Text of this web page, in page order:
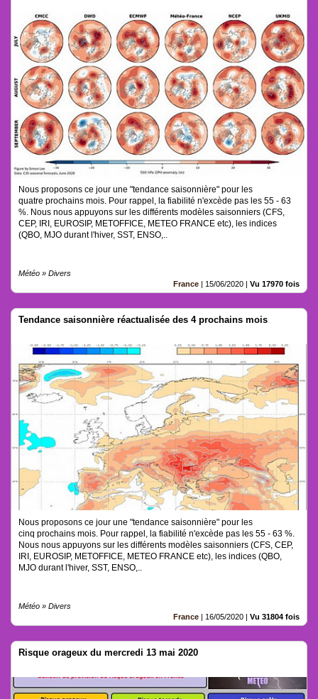
Nous proposons ce jour une "tendance saisonnière" pour les
quatre prochains mois. Pour rappel, la fiabilité n'excède pas les 55 - 63
%. Nous nous appuyons sur les différents modèles saisonniers (CFS,
CEP, IRI, EUROSIP, METOFFICE, METEO FRANCE etc), les indices
(QBO, MJO durant l'hiver, SST, ENSO,..
Météo » Divers
France | 15/06/2020 | Vu 17970 fois
Tendance saisonnière réactualisée des 4 prochains mois
Nous proposons ce jour une "tendance saisonnière" pour les
cinq prochains mois. Pour rappel, la fiabilité n'excède pas les 55 - 63 %.
Nous nous appuyons sur les différents modèles saisonniers (CFS, CEP,
IRI, EUROSIP, METOFFICE, METEO FRANCE etc), les indices (QBO,
MJO durant l'hiver, SST, ENSO,..
Météo » Divers
France | 16/05/2020 | Vu 31804 fois
Risque orageux du mercredi 13 mai 2020